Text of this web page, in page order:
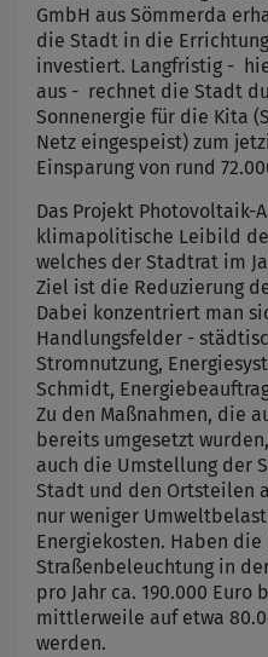
GmbH aus Sömmerda
die Stadt in die
investiert. Langfristig -
aus - rechnet die Stadt
Sonnenergie für die Kita
Netz eingespeist) zum
Einsparung von rund
Das Projekt Photovoltaik-
klimapolitische Leibild
welches der Stadtrat im
Ziel ist die Reduzierung
Dabei konzentriert man
Handlungsfelder -
Stromnutzung,
Schmidt,
Zu den Maßnahmen, die
bereits umgesetzt
auch die Umstellung der
Stadt und den Ortsteilen
nur weniger
Energiekosten. Haben
Straßenbeleuchtung in
pro Jahr ca. 190.000 Euro
mittlerweile auf etwa
werden.